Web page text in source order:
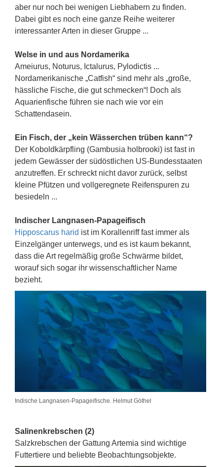
aber nur noch bei wenigen Liebhabern zu finden.
Dabei gibt es noch eine ganze Reihe weiterer
interessanter Arten in dieser Gruppe ...
Welse in und aus Nordamerika
Ameiurus, Noturus, Ictalurus, Pylodictis ...
Nordamerika­nische „Catfish“ sind mehr als „große,
hässliche Fische, die gut schmecken“! Doch als
Aquarienfische führen sie nach wie vor ein
Schattendasein.
Ein Fisch, der „kein Wässerchen trüben kann“?
Der Koboldkärpfling (Gambusia holbrooki) ist fast in
jedem Gewässer der südöstlichen US-Bundesstaaten
anzutreffen. Er schreckt nicht davor zurück, selbst
kleine Pfützen und vollgeregnete Reifenspuren zu
besiedeln ...
Indischer Langnasen-Papageifisch
Hipposcarus harid ist im Korallenriff fast immer als
Einzelgänger unterwegs, und es ist kaum bekannt,
dass die Art regelmäßig große Schwärme bildet,
worauf sich sogar ihr wissenschaftlicher Name
bezieht.
Indische Langnasen-Papageifische. Helmut Göthel
Salinenkrebschen (2)
Salzkrebschen der Gattung Artemia sind wichtige
Futtertiere und beliebte Beobachtungsobjekte.